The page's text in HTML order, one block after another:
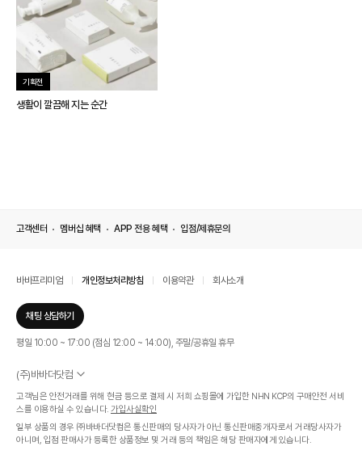
기획전
생활이 깔끔해 지는 순간
고객센터 멤버십 혜택 APP 전용 혜택 입점/제휴문의
바바프리미엄 개인정보처리방침 이용약관 회사소개
채팅 상담하기
평일 10:00 ~ 17:00 (점심 12:00 ~ 14:00), 주말/공휴일 휴무
(주)바바더닷컴
서울특별시 서초구 신반포로 339, 논현빌딩 (대표이사 : 문인식)
사업자 등록번호 569-86-01308
통신판매업신고번호 제 2019 - 서울 서초 - 1268호
개인정보관리책임자 : 김효영
고객님은 안전거래를 위해 현금 등으로 결제 시 저희 쇼핑몰에 가입한 NHN KCP의 구매안전 서비
스를 이용하실 수 있습니다. 가입사실확인
일부 상품의 경우 ㈜바바더닷컴은 통신판매의 당사자가 아닌 통신판매중개자로서 거래당사자가
아니며, 입점 판매사가 등록한 상품정보 및 거래 등의 책임은 해당 판매자에게 있습니다.